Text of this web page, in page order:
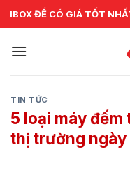
Skip
to
CHUYÊN CUNG CẤP VÀ
TIN TỨC
5 loại máy
thị trường ngày
IBOX ĐỂ CÓ GIÁ TỐT